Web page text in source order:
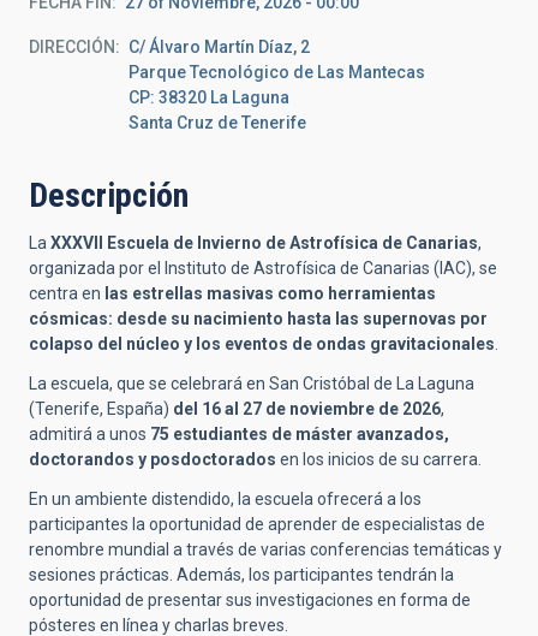
DIRECCIÓN
C/ Álvaro Martín Díaz, 2
Parque Tecnológico de Las Mantecas
CP: 38320 La Laguna
Santa Cruz de Tenerife
Descripción
La XXXVII Escuela de Invierno de Astrofísica de Canarias,
organizada por el Instituto de Astrofísica de Canarias (IAC), se
centra en las estrellas masivas como herramientas
cósmicas: desde su nacimiento hasta las supernovas por
colapso del núcleo y los eventos de ondas gravitacionales
La escuela, que se celebrará en San Cristóbal de La Laguna
(Tenerife, España) del 16 al 27 de noviembre de 2026,
admitirá a unos 75 estudiantes de máster avanzados,
doctorandos y posdoctorados en los inicios de su carrera.
En un ambiente distendido, la escuela ofrecerá a los
participantes la oportunidad de aprender de especialistas de
renombre mundial a través de varias conferencias temáticas y
sesiones prácticas. Además, los participantes tendrán la
oportunidad de presentar sus investigaciones en forma de
pósteres en línea y charlas breves.